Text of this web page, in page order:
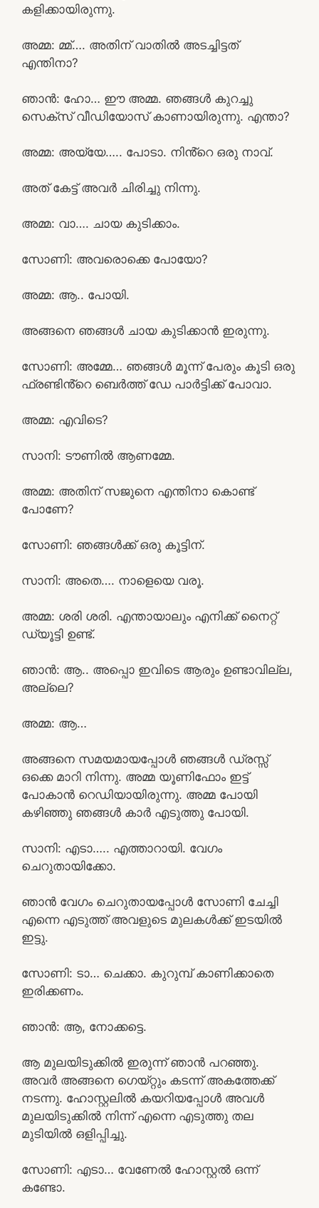
കളിക്കായിരുന്നു.
അമ്മ: മ്മ്…. അതിന് വാതിൽ അടച്ചിട്ടത്
എന്തിനാ?
ഞാൻ: ഹോ… ഈ അമ്മ. ഞങ്ങൾ കുറച്ചു
സെക്സ് വീഡിയോസ് കാണായിരുന്നു. എന്താ?
അമ്മ: അയ്യേ….. പോടാ. നിൻ്റെ ഒരു നാവ്.
അത് കേട്ട് അവർ ചിരിച്ചു നിന്നു.
അമ്മ: വാ…. ചായ കുടിക്കാം.
സോണി: അവരൊക്കെ പോയോ?
അമ്മ: ആ.. പോയി.
അങ്ങനെ ഞങ്ങൾ ചായ കുടിക്കാൻ ഇരുന്നു.
സോണി: അമ്മേ… ഞങ്ങൾ മൂന്ന് പേരും കൂടി ഒരു
ഫ്രണ്ടിൻ്റെ ബെർത്ത് ഡേ പാർട്ടിക്ക് പോവാ.
അമ്മ: എവിടെ?
സാനി: ടൗണിൽ ആണമ്മേ.
അമ്മ: അതിന് സജുനെ എന്തിനാ കൊണ്ട്
പോണേ?
സോണി: ഞങ്ങൾക്ക് ഒരു കൂട്ടിന്.
സാനി: അതെ…. നാളെയെ വരൂ.
അമ്മ: ശരി ശരി. എന്തായാലും എനിക്ക് നൈറ്റ്‌
ഡ്യൂട്ടി ഉണ്ട്.
ഞാൻ: ആ.. അപ്പൊ ഇവിടെ ആരും ഉണ്ടാവില്ല,
അല്ലെ?
അമ്മ: ആ…
അങ്ങനെ സമയമായപ്പോൾ ഞങ്ങൾ ഡ്രസ്സ്‌
ഒക്കെ മാറി നിന്നു. അമ്മ യൂണിഫോം ഇട്ട്
പോകാൻ റെഡിയായിരുന്നു. അമ്മ പോയി
കഴിഞ്ഞു ഞങ്ങൾ കാർ എടുത്തു പോയി.
സാനി: എടാ….. എത്താറായി. വേഗം
ചെറുതായിക്കോ.
ഞാൻ വേഗം ചെറുതായപ്പോൾ സോണി ചേച്ചി
എന്നെ എടുത്ത് അവളുടെ മുലകൾക്ക് ഇടയിൽ
ഇട്ടു.
സോണി: ടാ… ചെക്കാ. കുറുമ്പ് കാണിക്കാതെ
ഇരിക്കണം.
ഞാൻ: ആ, നോക്കട്ടെ.
ആ മുലയിടുക്കിൽ ഇരുന്ന് ഞാൻ പറഞ്ഞു.
അവർ അങ്ങനെ ഗെയ്റ്റും കടന്ന് അകത്തേക്ക്
നടന്നു. ഹോസ്റ്റലിൽ കയറിയപ്പോൾ അവൾ
മുലയിടുക്കിൽ നിന്ന് എന്നെ എടുത്തു തല
മുടിയിൽ ഒളിപ്പിച്ചു.
സോണി: എടാ… വേണേൽ ഹോസ്റ്റൽ ഒന്ന്
കണ്ടോ.